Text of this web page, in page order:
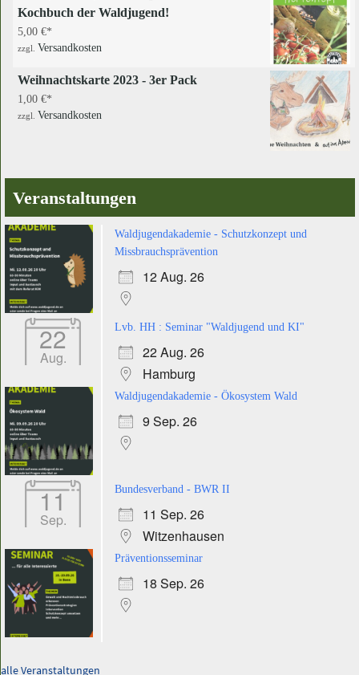
Kochbuch der Waldjugend!
5,00 €
zzgl. Versandkosten
Weihnachtskarte 2023 - 3er Pack
1,00 €
zzgl. Versandkosten
Veranstaltungen
Waldjugendakademie - Schutzkonzept und
Missbrauchsprävention
12 Aug. 26
22
Aug.
Lvb. HH : Seminar "Waldjugend und KI"
22 Aug. 26
Hamburg
Waldjugendakademie - Ökosystem Wald
9 Sep. 26
11
Sep.
Bundesverband - BWR II
11 Sep. 26
Witzenhausen
Präventionsseminar
18 Sep. 26
alle Veranstaltungen